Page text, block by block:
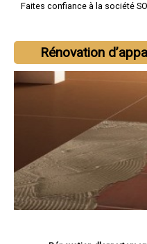
Faites confiance à la société
Rénovation